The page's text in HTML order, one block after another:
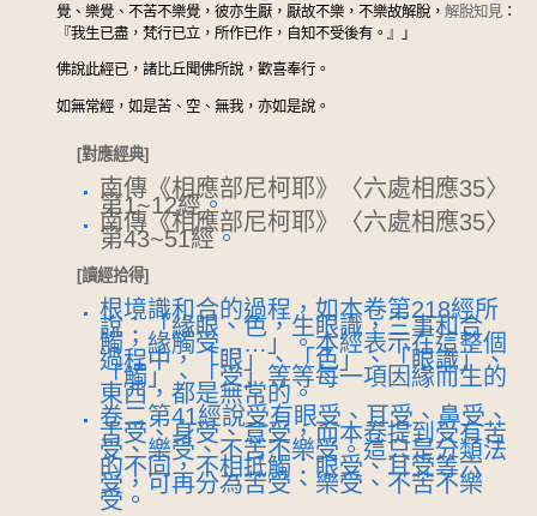
覺、樂覺、不苦不樂覺，彼亦生厭，厭故不樂，不樂故解脫， 解脫知見 ：
『我生已盡，梵行已立，所作已作，自知不受後有。』」
佛說此經已，諸比丘聞佛所說，歡喜奉行。
如無常經，如是苦、空、無我，亦如是說。
[對應經典]
南傳《相應部尼柯耶》〈六處相應35〉
第1~12經。
南傳《相應部尼柯耶》〈六處相應35〉
第43~51經。
[讀經拾得]
根境識和合的過程，如本卷第218經所
說：「緣眼、色，生眼識，三事和合
觸，緣觸受……」。本經表示在這整個
過程中，「眼」、「色」、「眼識」、
「觸」、「受」等等每一項因緣而生的
東西，都是無常的。
卷二第41經說受有眼受、耳受、鼻受、
舌受、身受、意受，而本卷提到受有苦
受、樂受、不苦不樂受。這只是分類法
的不同，不相抵觸：眼受、耳受等六
受，可再分為苦受、樂受、不苦不樂
受。